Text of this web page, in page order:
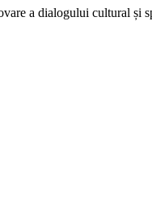
a dialogului cultural și